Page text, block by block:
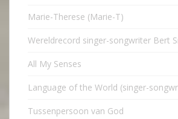
Marie-Therese (Marie-T)
Wereldrecord singer-songwriter Bert
All My Senses
Language of the World (singer-
Tussenpersoon van God